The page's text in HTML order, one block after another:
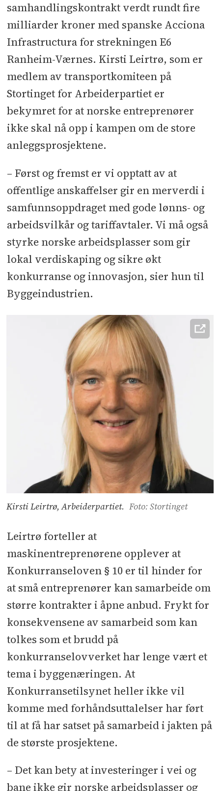
samhandlingskontrakt verdt rundt fire
milliarder kroner med spanske Acciona
Infrastructura for strekningen E6
Ranheim-Værnes. Kirsti Leirtrø, som er
medlem av transportkomiteen på
Stortinget for Arbeiderpartiet er
bekymret for at norske entreprenører
ikke skal nå opp i kampen om de store
anleggsprosjektene.
– Først og fremst er vi opptatt av at
offentlige anskaffelser gir en merverdi i
samfunnsoppdraget med gode lønns- og
arbeidsvilkår og tariffavtaler. Vi må også
styrke norske arbeidsplasser som gir
lokal verdiskaping og sikre økt
konkurranse og innovasjon, sier hun til
Byggeindustrien.
Kirsti Leirtrø, Arbeiderpartiet. Foto: Stortinget
Leirtrø forteller at
maskinentreprenørene opplever at
Konkurranseloven § 10 er til hinder for
at små entreprenører kan samarbeide om
større kontrakter i åpne anbud. Frykt for
konsekvensene av samarbeid som kan
tolkes som et brudd på
konkurranselovverket har lenge vært et
tema i byggenæringen. At
Konkurransetilsynet heller ikke vil
komme med forhåndsuttalelser har ført
til at få har satset på samarbeid i jakten på
de største prosjektene.
– Det kan bety at investeringer i vei og
bane ikke gir norske arbeidsplasser og